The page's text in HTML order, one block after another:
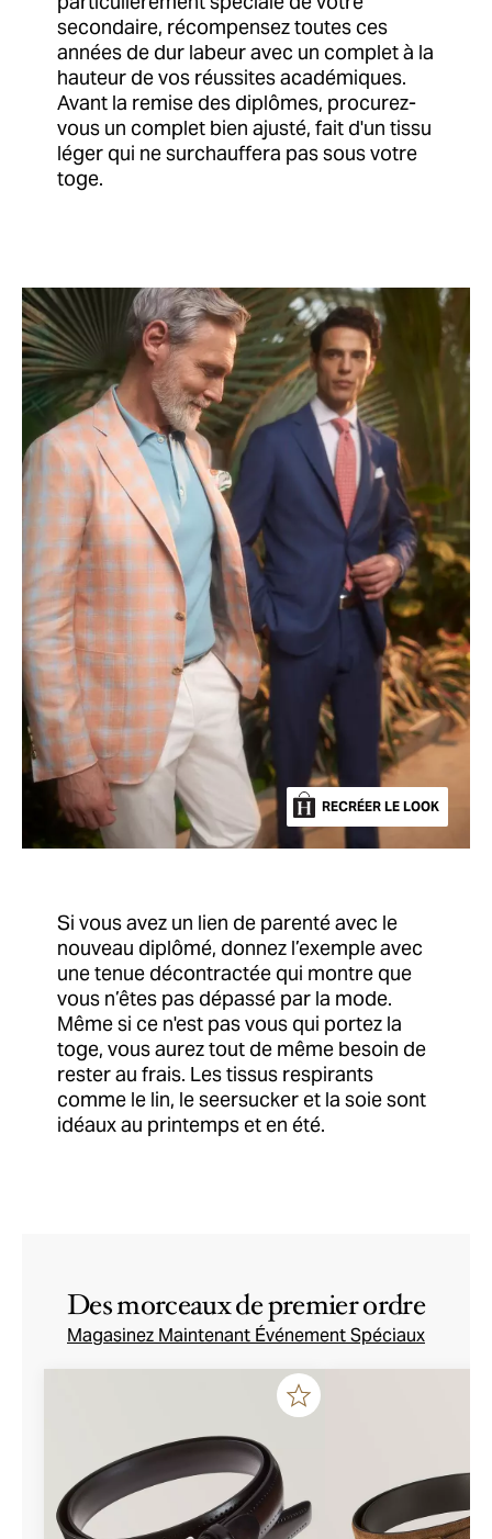
secondaire, récompensez toutes ces
années de dur labeur avec un complet à la
hauteur de vos réussites académiques.
Avant la remise des diplômes, procurez-
vous un complet bien ajusté, fait d'un tissu
léger qui ne surchauffera pas sous votre
toge.
RECRÉER LE LOOK
Si vous avez un lien de parenté avec le
nouveau diplômé, donnez l’exemple avec
une tenue décontractée qui montre que
vous n’êtes pas dépassé par la mode.
Même si ce n'est pas vous qui portez la
toge, vous aurez tout de même besoin de
rester au frais. Les tissus respirants
comme le lin, le seersucker et la soie sont
idéaux au printemps et en été.
Des morceaux de premier ordre
Magasinez Maintenant Événement Spéciaux